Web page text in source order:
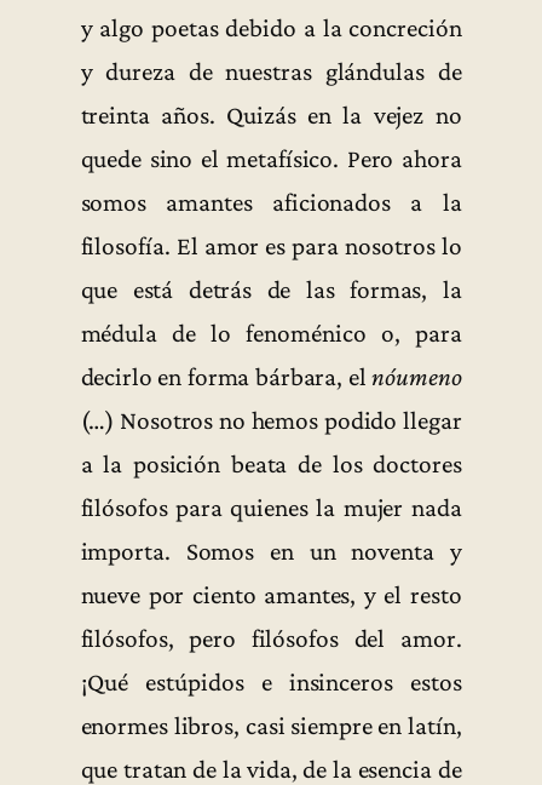
y algo poetas debido a la concreción
y dureza de nuestras glándulas de
treinta años. Quizás en la vejez no
quede sino el metafísico. Pero ahora
somos amantes aficionados a la
filosofía. El amor es para nosotros lo
que está detrás de las formas, la
médula de lo fenoménico o, para
decirlo en forma bárbara, elnóumeno
(…) Nosotros no hemos podido llegar
a la posición beata de los doctores
filósofos para quienes la mujer nada
importa. Somos en un noventa y
nueve por ciento amantes, y el resto
filósofos, pero filósofos del amor.
¡Qué estúpidos e insinceros estos
enormes libros, casi siempre en latín,
que tratan de la vida, de la esencia de